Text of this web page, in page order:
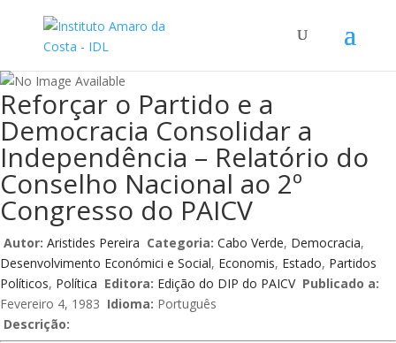
Reforçar o Partido e a
Democracia Consolidar a
Independência – Relatório do
Conselho Nacional ao 2º
Congresso do PAICV
Autor: Aristides Pereira Categoria: Cabo Verde, Democracia,
Desenvolvimento Económici e Social, Economis, Estado, Partidos
Políticos, Política Editora: Edição do DIP do PAICV Publicado a:
Fevereiro 4, 1983 Idioma: Português
Descrição: